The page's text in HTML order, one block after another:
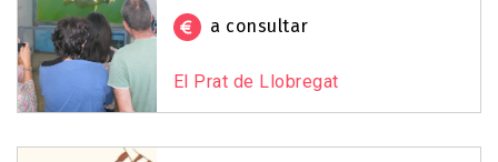
a consultar
El Prat de Llobregat